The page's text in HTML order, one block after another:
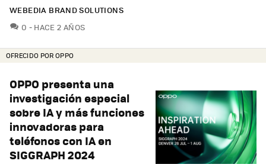
WEBEDIA BRAND SOLUTIONS
0 COMENTARIOS
HACE 2 AÑOS
OFRECIDO POR OPPO
OPPO presenta una
investigación especial
sobre IA y más funciones
innovadoras para
teléfonos con IA en
SIGGRAPH 2024